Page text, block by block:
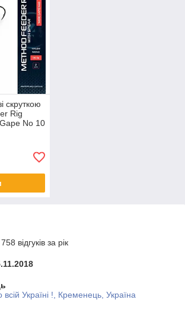
скруткою
Rig
No 10
відгуків за рік
Україні !, Кременець, Україна